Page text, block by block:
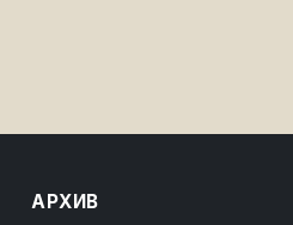
АРХИВ